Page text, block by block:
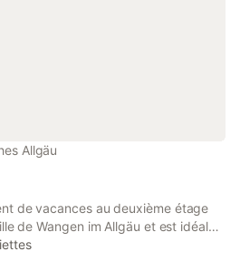
Allgäu
de vacances au deuxième étage
de Wangen im Allgäu et est idéal
solo. Le studio lumineux de 39 m²
m de large), d’une petite cuisine